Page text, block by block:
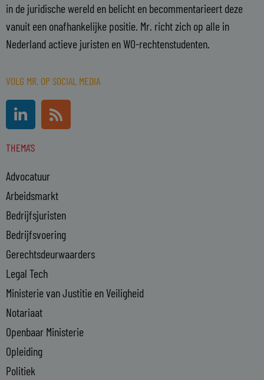
in de juridische wereld en belicht en becommentarieert deze
vanuit een onafhankelijke positie. Mr. richt zich op alle in
Nederland actieve juristen en WO-rechtenstudenten.
VOLG MR. OP SOCIAL MEDIA
i
k
d
i
n
-
i
n
R
s
THEMA'S
Advocatuur
Arbeidsmarkt
Bedrijfsjuristen
Bedrijfsvoering
Gerechtsdeurwaarders
Legal Tech
Ministerie van Justitie en Veiligheid
Notariaat
Openbaar Ministerie
Opleiding
Politiek